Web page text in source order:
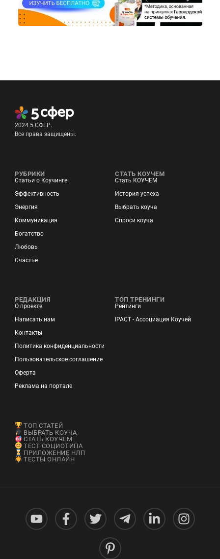
2024 5 СФЕР.
Все права защищены.
РУБРИКИ
Статьи о Коучинге
Эффективность
Энергия
Коммуникация
Богатство
Любовь
Счастье
СТАТЬ КОУЧЕМ
Стать КОУЧЕМ
История успеха
Выбрать коуча
Спроси коуча
РЕДАКЦИЯ
О проекте
Написать нам
Контакты
Политика конфиденциальности
Пользовательское соглашение
Оферта
Реклама на портале
ТОП ТРЕНИНГИ
Рейтинги
IPACT - Ассоциация Коучей
ТОП СТАТЕЙ
ВЫБРАТЬ КОУЧА
СТАТЬ КОУЧЕМ
ТЕСТ СОЦИОТИПА
ПРИЛОЖЕНИЕ НЛП
ТЕСТЫ ОНЛАЙН